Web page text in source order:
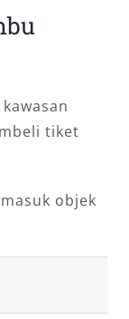
tiket
objek